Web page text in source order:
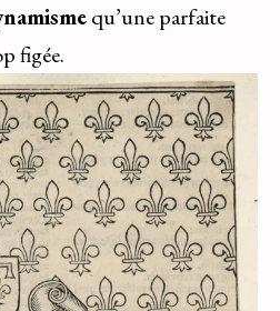
qu’une parfaite
figée.